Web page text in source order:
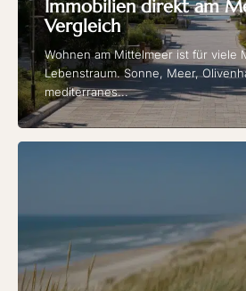
Immobilien direkt am
Vergleich
Wohnen am Mittelmeer ist für viele
Lebenstraum. Sonne, Meer,
mediterranes...